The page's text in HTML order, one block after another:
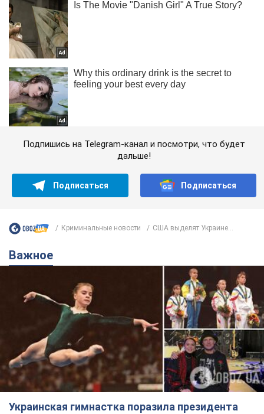
Подпишись на Telegram-канал и посмотри, что будет
дальше!
Подписаться Подписаться
Криминальные новости США выделят Украине...
Важное
Украинская гимнастка поразила президента